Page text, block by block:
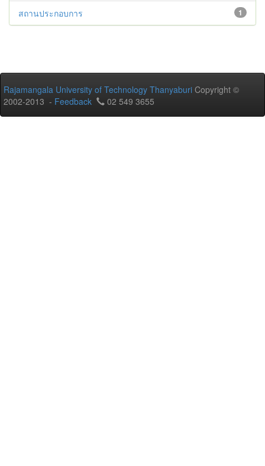
1
สถานประกอบการ
Rajamangala University of Technology Thanyaburi Copyright ©
2002-2013 - Feedback 02 549 3655